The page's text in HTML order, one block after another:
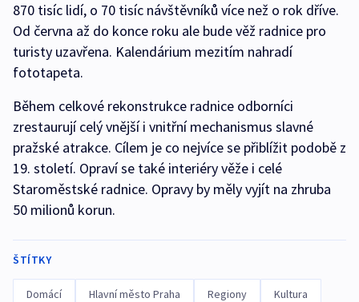
870 tisíc lidí, o 70 tisíc návštěvníků více než o rok dříve.
Od června až do konce roku ale bude věž radnice pro
turisty uzavřena. Kalendárium mezitím nahradí
fototapeta.
Během celkové rekonstrukce radnice odborníci
zrestaurují celý vnější i vnitřní mechanismus slavné
pražské atrakce. Cílem je co nejvíce se přiblížit podobě z
19. století. Opraví se také interiéry věže i celé
Staroměstské radnice. Opravy by měly vyjít na zhruba
50 milionů korun.
ŠTÍTKY
Domácí Hlavní město Praha Regiony Kultura